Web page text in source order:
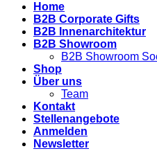
Home
B2B Corporate Gifts
B2B Innenarchitektur
B2B Showroom
B2B Showroom
Shop
Über uns
Team
Kontakt
Stellenangebote
Anmelden
Newsletter